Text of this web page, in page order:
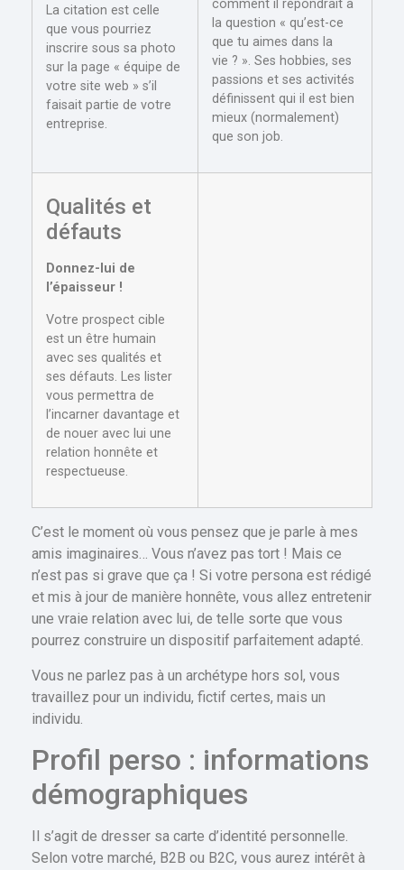
La citation est celle
que vous pourriez
inscrire sous sa photo
sur la page « équipe de
votre site web » s’il
faisait partie de votre
entreprise.
comment il répondrait à
la question « qu’est-ce
que tu aimes dans la
vie ? ». Ses hobbies, ses
passions et ses activités
définissent qui il est bien
mieux (normalement)
que son job.
Qualités et
défauts
Donnez-lui de
l’épaisseur !
Votre prospect cible
est un être humain
avec ses qualités et
ses défauts. Les lister
vous permettra de
l’incarner davantage et
de nouer avec lui une
relation honnête et
respectueuse.
C’est le moment où vous pensez que je parle à mes
amis imaginaires… Vous n’avez pas tort ! Mais ce
n’est pas si grave que ça ! Si votre persona est rédigé
et mis à jour de manière honnête, vous allez entretenir
une vraie relation avec lui, de telle sorte que vous
pourrez construire un dispositif parfaitement adapté.
Vous ne parlez pas à un archétype hors sol, vous
travaillez pour un individu, fictif certes, mais un
individu.
Profil perso : informations
démographiques
Il s’agit de dresser sa carte d’identité personnelle.
Selon votre marché, B2B ou B2C, vous aurez intérêt à